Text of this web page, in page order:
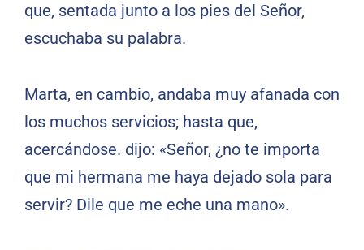
que, sentada junto a los pies del Señor,
escuchaba su palabra.
Marta, en cambio, andaba muy afanada con
los muchos servicios; hasta que,
acercándose. dijo: «Señor, ¿no te importa
que mi hermana me haya dejado sola para
servir? Dile que me eche una mano».